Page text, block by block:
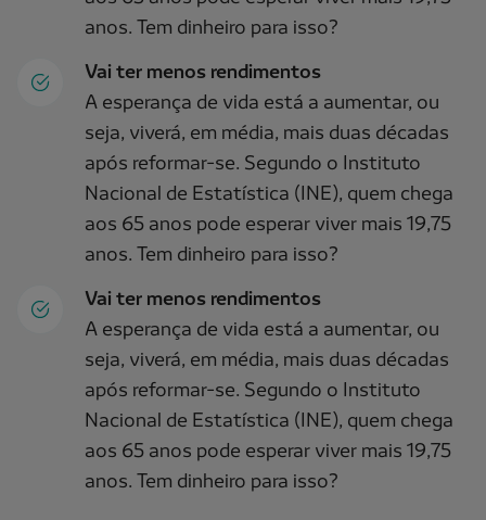
anos. Tem dinheiro para isso?
Vai ter menos rendimentos
A esperança de vida está a aumentar, ou
seja, viverá, em média, mais duas décadas
após reformar-se. Segundo o Instituto
Nacional de Estatística (INE), quem chega
aos 65 anos pode esperar viver mais 19,75
anos. Tem dinheiro para isso?
Vai ter menos rendimentos
A esperança de vida está a aumentar, ou
seja, viverá, em média, mais duas décadas
após reformar-se. Segundo o Instituto
Nacional de Estatística (INE), quem chega
aos 65 anos pode esperar viver mais 19,75
anos. Tem dinheiro para isso?